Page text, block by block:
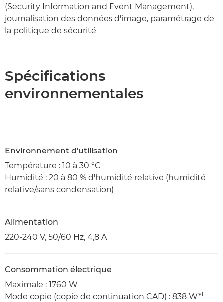
(Security Information and Event Management),
journalisation des données d'image, paramétrage de
la politique de sécurité
Spécifications
environnementales
Environnement d'utilisation
Température : 10 à 30 °C
Humidité : 20 à 80 % d'humidité relative (humidité
relative/sans condensation)
Alimentation
220-240 V, 50/60 Hz, 4,8 A
Consommation électrique
Maximale : 1760 W
Mode copie (copie de continuation CAD) : 838 W*1